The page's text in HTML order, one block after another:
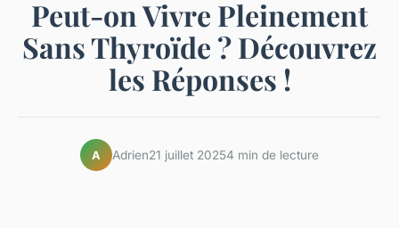
Peut-on Vivre Pleinement
Sans Thyroïde ? Découvrez
les Réponses !
A Adrien21 juillet 20254 min de lecture